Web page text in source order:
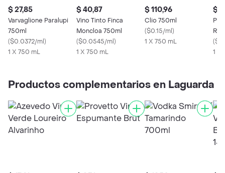
$ 27,85
Varvaglione Paralupi
750ml
($0.0372/ml)
1 X 750 mL
$ 40,87
Vino Tinto Finca
Moncloa 750ml
($0.0545/ml)
1 X 750 mL
$ 110,96
Clio 750ml
($0.15/ml)
1 X 750 mL
$
(
1 X
Productos complementarios en Laguarda